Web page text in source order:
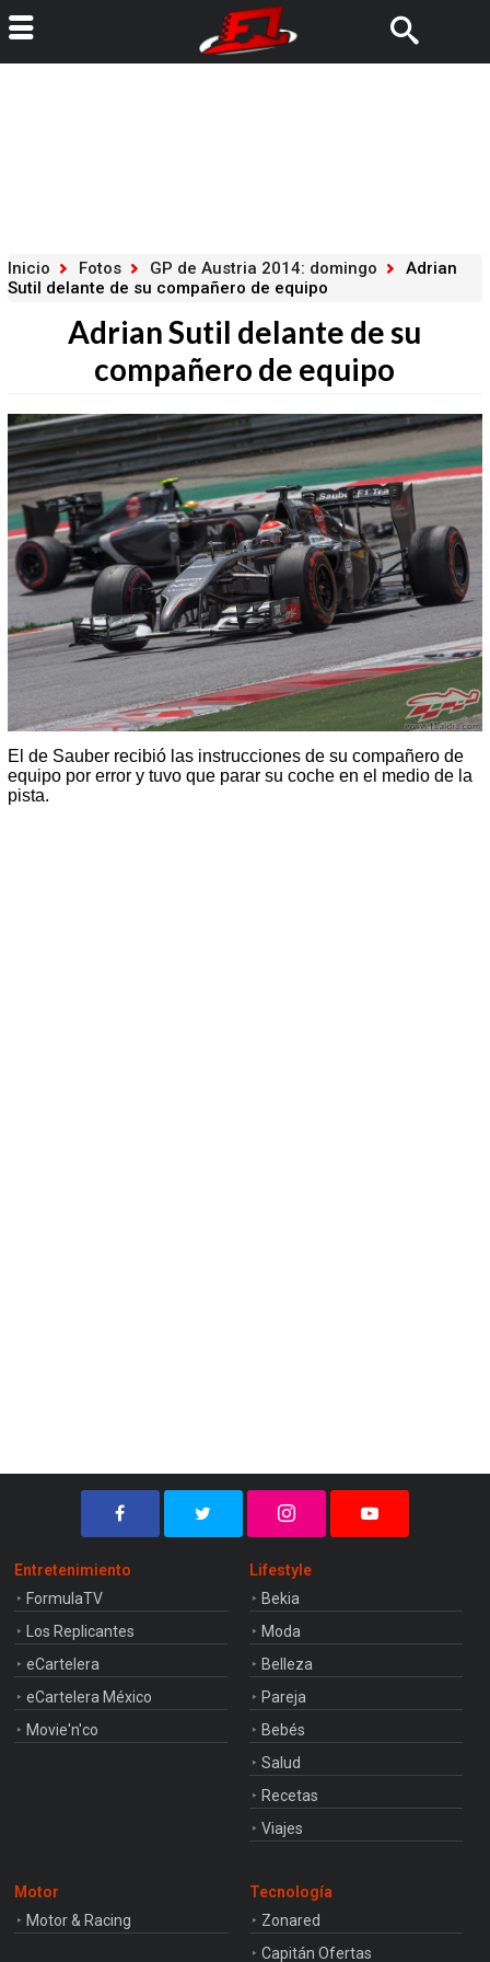
Inicio Fotos GP de Austria 2014: domingo
Adrian
Sutil delante de su compañero de equipo
Adrian Sutil delante de su
compañero de equipo
El de Sauber recibió las instrucciones de su compañero de
equipo por error y tuvo que parar su coche en el medio de la
pista.
Entretenimiento
FormulaTV
Los Replicantes
eCartelera
eCartelera México
Movie'n'co
Lifestyle
Bekia
Moda
Belleza
Pareja
Bebés
Salud
Recetas
Viajes
Motor
Motor & Racing
Tecnología
Zonared
Capitán Ofertas